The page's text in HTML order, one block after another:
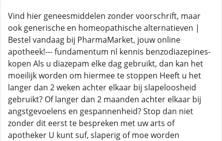
Vind hier geneesmiddelen zonder voorschrift, maar
ook generische en homeopathische alternatieven |
Bestel vandaag bij PharmaMarket, jouw online
apotheek!--- fundamentum nl kennis benzodiazepines-
kopen Als u diazepam elke dag gebruikt, dan kan het
moeilijk worden om hiermee te stoppen Heeft u het
langer dan 2 weken achter elkaar bij slapeloosheid
gebruikt? Of langer dan 2 maanden achter elkaar bij
angstgevoelens en gespannenheid? Stop dan niet
zonder dit eerst te bespreken met uw arts of
apotheker U kunt suf, slaperig of moe worden